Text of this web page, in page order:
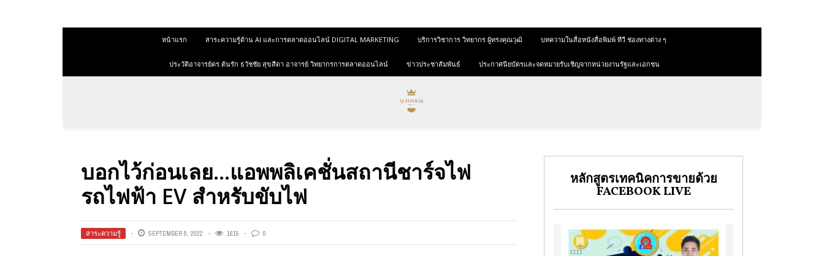
หน้าแรก สาระความรู้ด้าน AI และการตลาดออนไลน์ DIGITAL MARKETING บริการวิชาการ วิทยากร ผู้ทรงคุณวุฒิ บทความในสื่อหนังสื่อพิมพ์ ทีวี ช่องทางต่าง ๆ
ประวัติอาจารย์ดร.ต้นรัก ธวัชชัย สุขสีดา อาจารย์ วิทยากรการตลาดออนไลน์ ข่าวประชาสัมพันธ์ ประกาศนียบัตรและจดหมายรับเชิญจากหน่วยงานรัฐและเอกชน
บอกไว้ก่อนเลย…แอพพลิเคชั่นสถานีชาร์จไฟ
รถไฟฟ้า EV สำหรับขับไฟ
สาระความรู้ SEPTEMBER 8, 2022 1615 0
หลักสูตรเทคนิคการขายด้วย
FACEBOOK LIVE